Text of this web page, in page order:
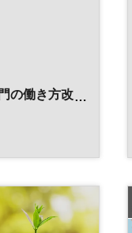
の働き方改
営戦略～
ン 人工知能
人事 総務